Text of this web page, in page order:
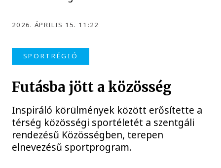
2026. ÁPRILIS 15. 11:22
SPORTRÉGIÓ
Futásba jött a közösség
Inspiráló körülmények között erősítette a
térség közösségi sportéletét a szentgáli
rendezésű Közösségben, terepen
elnevezésű sportprogram.